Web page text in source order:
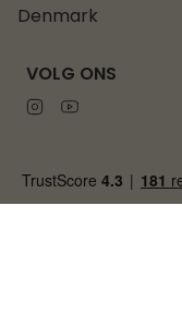
Denmark
VOLG ONS
Instagram
Youtube